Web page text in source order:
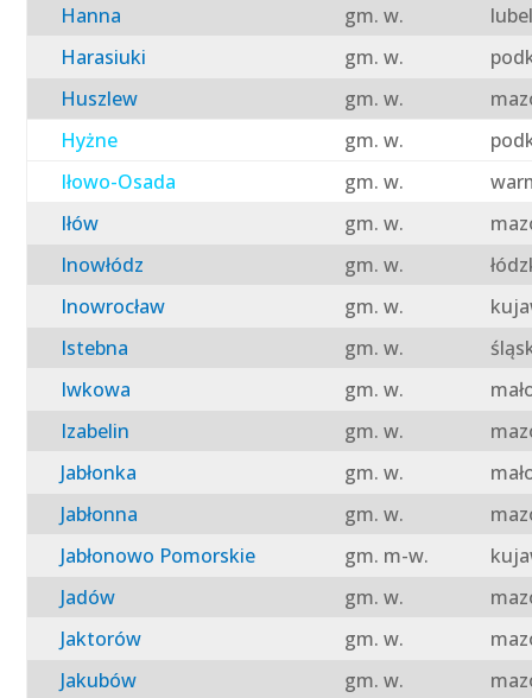
Hanna
gm. w.
Harasiuki
gm. w.
Huszlew
gm. w.
Hyżne
gm. w.
Iłowo-Osada
gm. w.
Iłów
gm. w.
Inowłódz
gm. w.
Inowrocław
gm. w.
Istebna
gm. w.
Iwkowa
gm. w.
Izabelin
gm. w.
Jabłonka
gm. w.
Jabłonna
gm. w.
Jabłonowo Pomorskie
gm. m-w.
Jadów
gm. w.
Jaktorów
gm. w.
Jakubów
gm. w.